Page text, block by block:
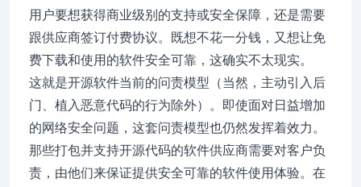
用户要想获得商业级别的支持或安全保障，还是需要
跟供应商签订付费协议。既想不花一分钱，又想让免
费下载和使用的软件安全可靠，这确实不太现实。
这就是开源软件当前的问责模型（当然，主动引入后
门、植入恶意代码的行为除外）。即使面对日益增加
的网络安全问题，这套问责模型也仍然发挥着效力。
那些打包并支持开源代码的软件供应商需要对客户负
责，由他们来保证提供安全可靠的软件使用体验。在